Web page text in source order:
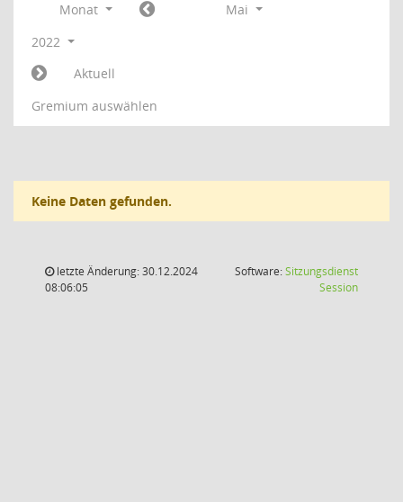
Monat
Mai
2022
Aktuell
Gremium auswählen
Keine Daten gefunden.
letzte Änderung: 30.12.2024
08:06:05
Software:Sitzungsdienst
Session(Wird in